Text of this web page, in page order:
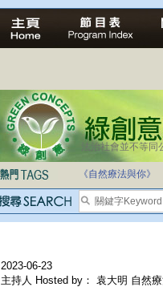
法治社會並不等同
《自然療法與你》
2023-06-23
主持人 Hosted by： 袁大明 自然